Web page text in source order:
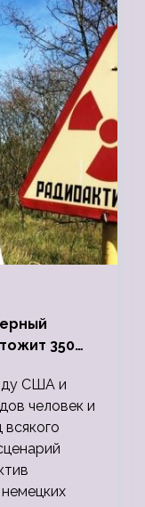
350
США и
человек и